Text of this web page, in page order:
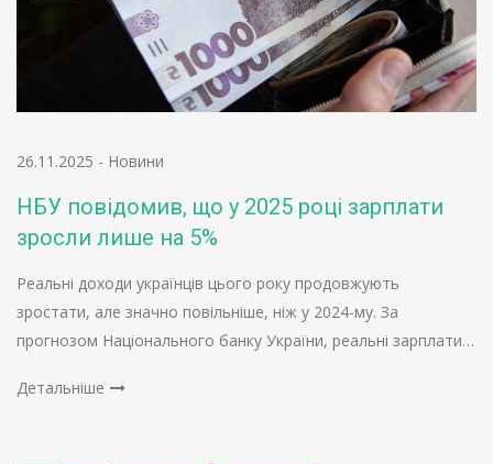
26.11.2025 - Новини
НБУ повідомив, що у 2025 році зарплати
зросли лише на 5%
Реальні доходи українців цього року продовжують
зростати, але значно повільніше, ніж у 2024-му. За
прогнозом Національного банку України, реальні зарплати…
Детальніше